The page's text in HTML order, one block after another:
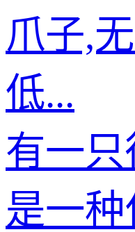
爪子,
低...
有一
是一